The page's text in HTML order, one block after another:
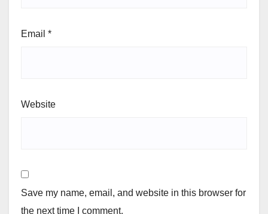
Email *
Website
Save my name, email, and website in this browser for
the next time I comment.